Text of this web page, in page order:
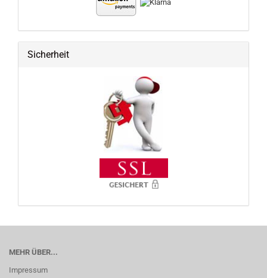
Sicherheit
MEHR ÜBER...
Impressum